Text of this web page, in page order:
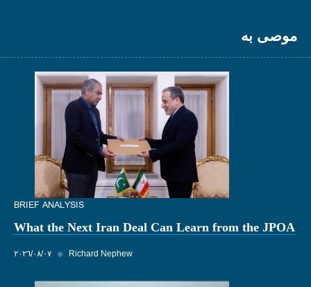
موصى به
BRIEF ANALYSIS
What the Next Iran Deal Can Learn from the JPOA
٠٧‏/٠٨‏/٢٠٢٦ ◆ Richard Nephew